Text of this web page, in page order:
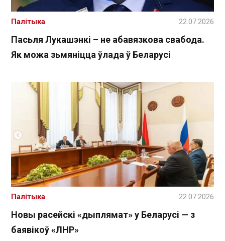
Пасьля Лукашэнкі – не абавязкова свабода.
Як можа зьмяніцца ўлада ў Беларусі
Палітыка 22.07.2026
Новы расейскі «дыплямат» у Беларусі — з
баявікоў «ЛНР»
Палітыка 22.07.2026